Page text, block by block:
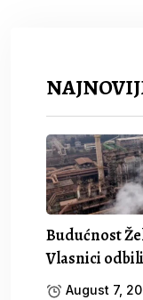
Budućnost
Vlasnici
August 7,